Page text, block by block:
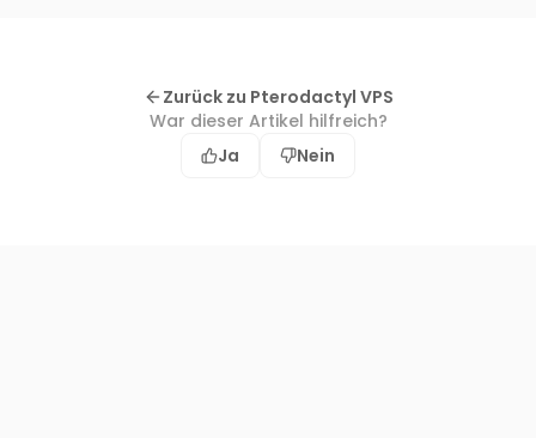
Zurück zu Pterodactyl VPS
War dieser Artikel hilfreich?
Ja
Nein